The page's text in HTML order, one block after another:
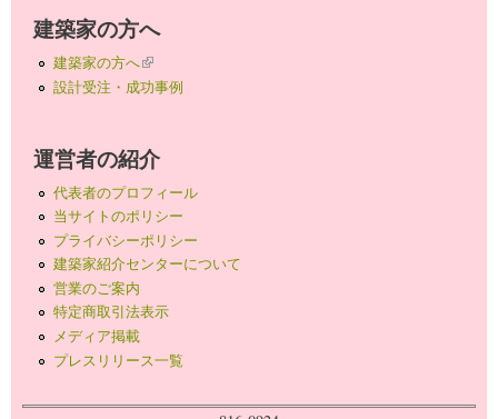
建築家の方へ
建築家の方へ(link is external)
設計受注・成功事例
運営者の紹介
代表者のプロフィール
当サイトのポリシー
プライバシーポリシー
建築家紹介センターについて
営業のご案内
特定商取引法表示
メディア掲載
プレスリリース一覧